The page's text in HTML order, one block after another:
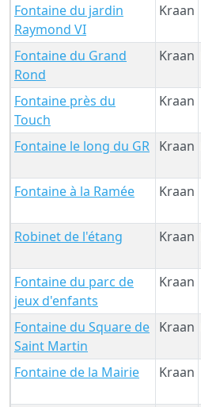
Fontaine du jardin
Raymond VI
Kraan
Fontaine du Grand
Rond
Kraan
Fontaine près du
Touch
Kraan
Fontaine le long du GR Kraan
Fontaine à la Ramée
Kraan
Robinet de l'étang
Kraan
Fontaine du parc de
jeux d'enfants
Kraan
Fontaine du Square de
Saint Martin
Kraan
Fontaine de la Mairie
Kraan